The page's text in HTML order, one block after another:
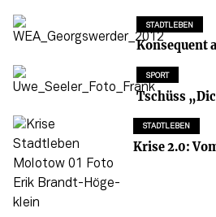
STADTLEBEN
Konsequent
SPORT
Tschüss
STADTLEBEN
Krise 2.0: